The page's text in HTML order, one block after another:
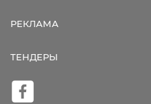
РЕКЛАМА
ТЕНДЕРЫ